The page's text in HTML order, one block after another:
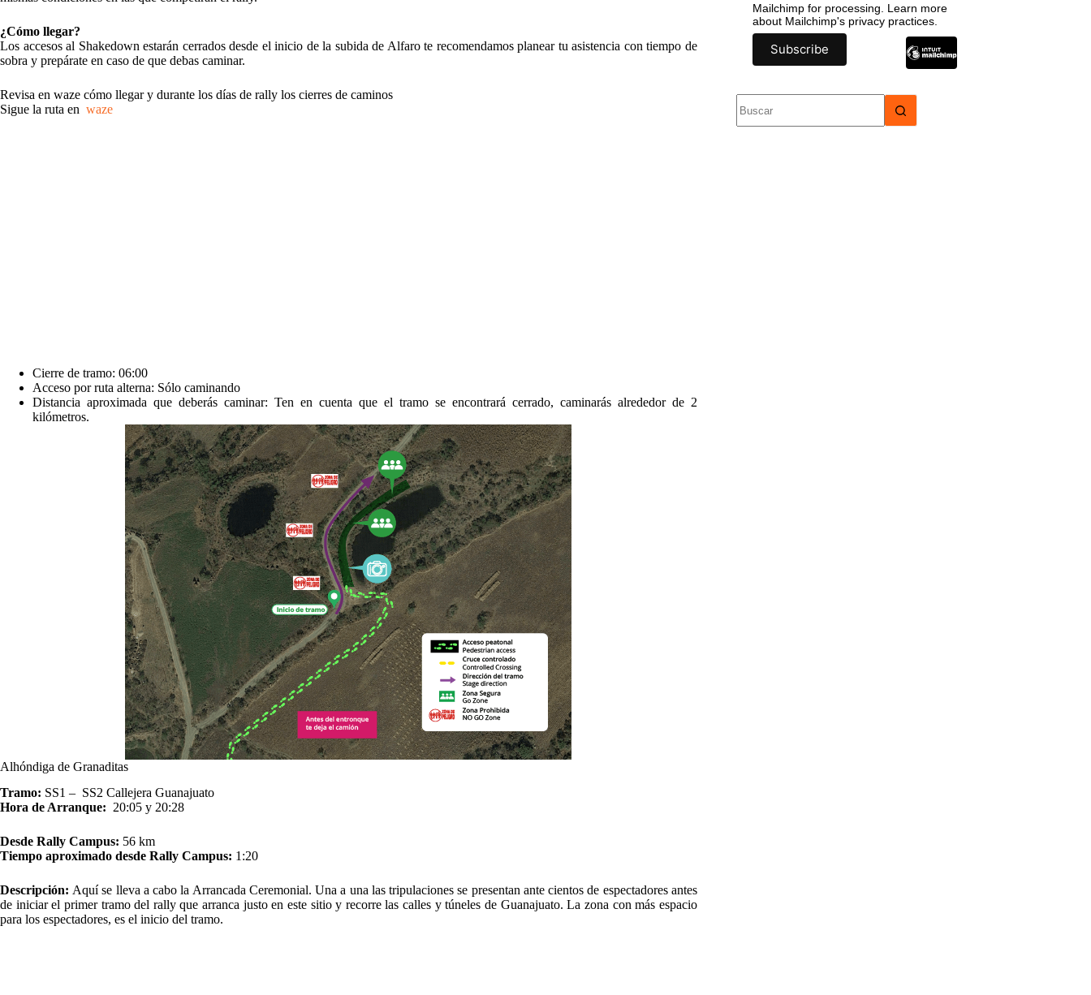
¿Cómo llegar?
Los accesos al Shakedown estarán cerrados desde el inicio de la subida de Alfaro te recomendamos planear tu asistencia con tiempo de
sobra y prepárate en caso de que debas caminar.
Revisa en waze cómo llegar y durante los días de rally los cierres de caminos
Sigue la ruta en waze
Cierre de tramo: 06:00
Acceso por ruta alterna: Sólo caminando
Distancia aproximada que deberás caminar: Ten en cuenta que el tramo se encontrará cerrado, caminarás alrededor de 2
kilómetros.
Alhóndiga de Granaditas
Tramo: SS1 – SS2 Callejera Guanajuato
Hora de Arranque: 20:05 y 20:28
Desde Rally Campus: 56 km
Tiempo aproximado desde Rally Campus: 1:20
Descripción: Aquí se lleva a cabo la Arrancada Ceremonial. Una a una las tripulaciones se presentan ante cientos de espectadores antes
de iniciar el primer tramo del rally que arranca justo en este sitio y recorre las calles y túneles de Guanajuato. La zona con más espacio
para los espectadores, es el inicio del tramo.
Mailchimp for processing. Learn more
about Mailchimp's privacy practices.